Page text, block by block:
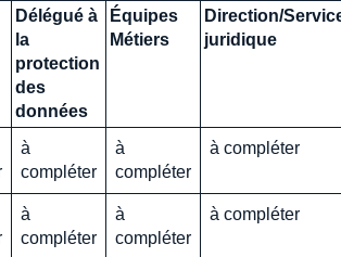
Délégué à
la
protection
des
données
Équipes
Métiers
Direction/
juridique
à
compléter
à
compléter
à compléter
à
compléter
à
compléter
à compléter